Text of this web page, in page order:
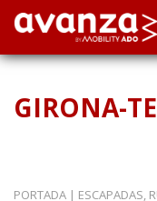
GIRONA-
PORTADA | ESCAPADAS,